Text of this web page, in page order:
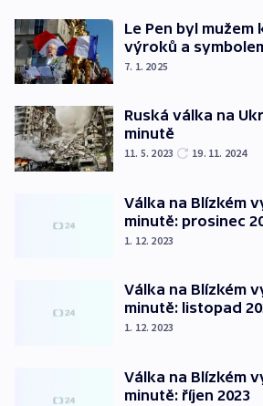
Le Pen byl
výroků a
7. 1. 2025
Ruská válka na
minutě
11. 5. 2023 19. 11. 2024
Válka na Blízkém
minutě: prosinec
1. 12. 2023
Válka na Blízkém
minutě: listopad
1. 12. 2023
Válka na Blízkém
minutě: říjen 2023